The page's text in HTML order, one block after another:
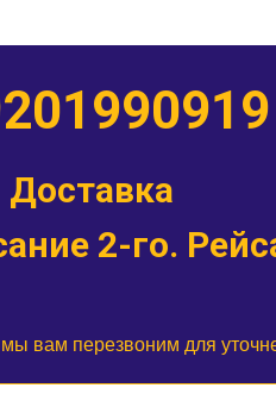
мы вам перезвоним для
Доставка
2-го.